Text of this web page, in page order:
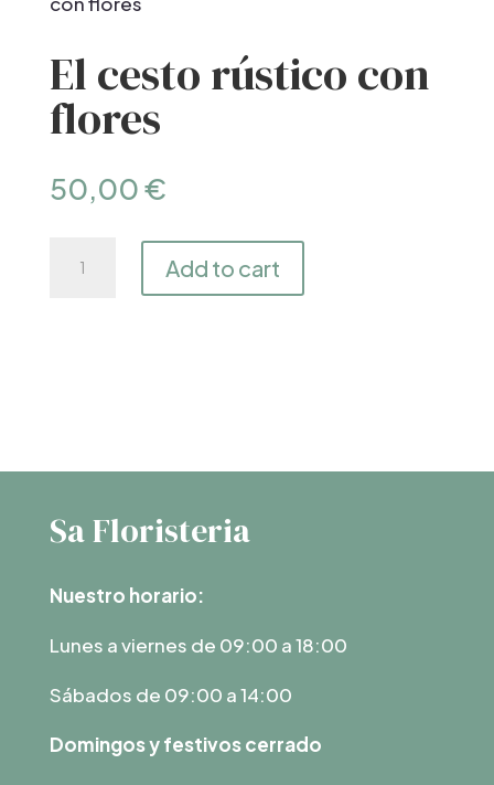
El cesto rústico con
flores
50,00€
Add to cart
Sa Floristeria
Nuestro horario:
Lunes a viernes de 09:00 a 18:00
Sábados de 09:00 a 14:00
Domingos y festivos cerrado